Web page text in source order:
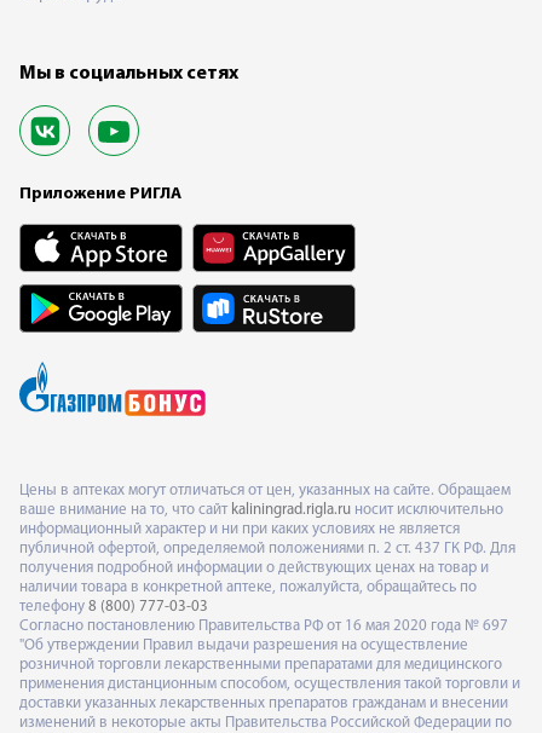
Мы в социальных сетях
Приложение РИГЛА
Цены в аптеках могут отличаться от цен, указанных на сайте. Обращаем
ваше внимание на то, что сайт kaliningrad.rigla.ru носит исключительно
информационный характер и ни при каких условиях не является
публичной офертой, определяемой положениями п. 2 ст. 437 ГК РФ. Для
получения подробной информации о действующих ценах на товар и
наличии товара в конкретной аптеке, пожалуйста, обращайтесь по
телефону 8 (800) 777-03-03
Согласно постановлению Правительства РФ от 16 мая 2020 года № 697
"Об утверждении Правил выдачи разрешения на осуществление
розничной торговли лекарственными препаратами для медицинского
применения дистанционным способом, осуществления такой торговли и
доставки указанных лекарственных препаратов гражданам и внесении
изменений в некоторые акты Правительства Российской Федерации по